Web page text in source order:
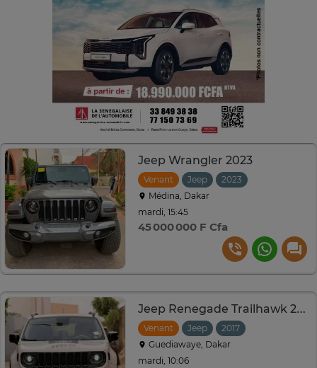
Jeep Wrangler 2023
Venant Jeep 2023
Médina, Dakar
mardi, 15:45
45 000 000 F Cfa
Jeep Renegade Trailhawk 2017 SUV compact blanc robuste
Venant Jeep 2017
Guediawaye, Dakar
mardi, 10:06